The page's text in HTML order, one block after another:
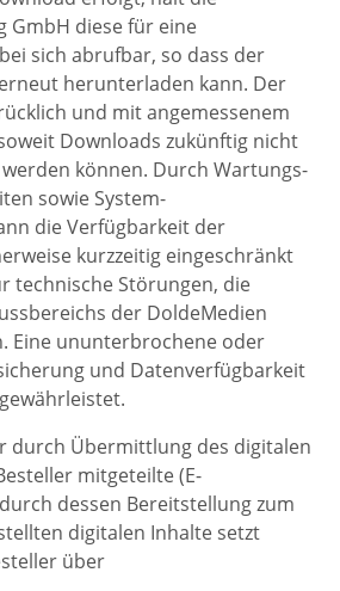
GmbH diese für eine
sich abrufbar, so dass der
herunterladen kann. Der
und mit angemessenem
Downloads zukünftig nicht
können. Durch Wartungs-
sowie System-
die Verfügbarkeit der
kurzzeitig eingeschränkt
technische Störungen, die
der DoldeMedien
Eine ununterbrochene oder
und Datenverfügbarkeit
durch Übermittlung des digitalen
mitgeteilte (E-
dessen Bereitstellung zum
digitalen Inhalte setzt
über